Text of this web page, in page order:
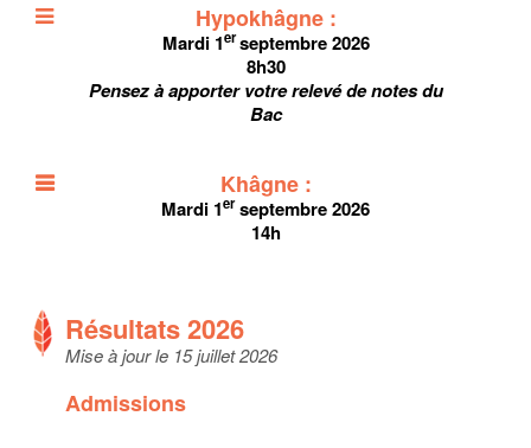
Hypokhâgne :
Mardi 1erseptembre 2026
8h30
Pensez à apporter votre relevé de notes du
Bac
Khâgne :
Mardi 1erseptembre 2026
14h
Résultats 2026
Mise à jour le 15 juillet 2026
Admissions